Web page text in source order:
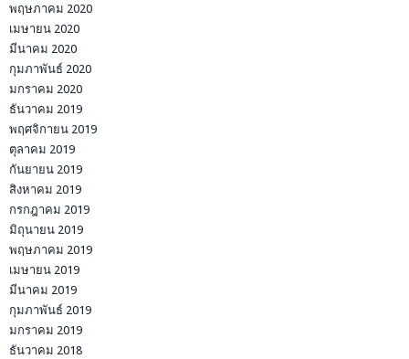
พฤษภาคม 2020
เมษายน 2020
มีนาคม 2020
กุมภาพันธ์ 2020
มกราคม 2020
ธันวาคม 2019
พฤศจิกายน 2019
ตุลาคม 2019
กันยายน 2019
สิงหาคม 2019
กรกฎาคม 2019
มิถุนายน 2019
พฤษภาคม 2019
เมษายน 2019
มีนาคม 2019
กุมภาพันธ์ 2019
มกราคม 2019
ธันวาคม 2018